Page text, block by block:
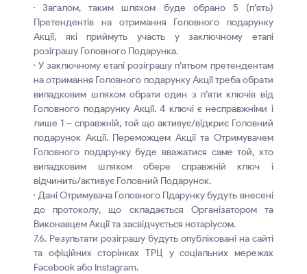
· Загалом, таким шляхом буде обрано 5 (п’ять)
Претендентів на отримання Головного подарунку
Акції, які приймуть участь у заключному етапі
розіграшу Головного Подарунка.
· У заключному етапі розіграшу п’ятьом претендентам
на отримання Головного подарунку Акції треба обрати
випадковим шляхом обрати один з п’яти ключів від
Головного подарунку Акції. 4 ключі є несправжніми і
лише 1 – справжній, той що активує/відкриє Головний
подарунок Акції. Переможцем Акції та Отримувачем
Головного подарунку буде вважатися саме той, хто
випадковим шляхом обере справжній ключ і
відчинить/активує Головний Подарунок.
· Дані Отримувача Головного Пдарунку будуть внесені
до протоколу, що складається Організатором та
Виконавцем Акції та засвідчується нотаріусом.
7.6. Результати розіграшу будуть опубліковані на сайті
та офіційних сторінках ТРЦ у соціальних мережах
Facebook або Instagram.